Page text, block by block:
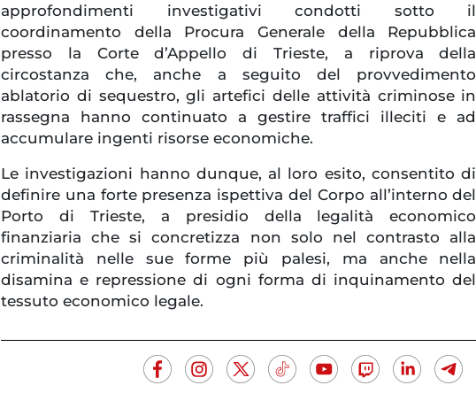
approfondimenti investigativi condotti sotto il
coordinamento della Procura Generale della Repubblica
presso la Corte d’Appello di Trieste, a riprova della
circostanza che, anche a seguito del provvedimento
ablatorio di sequestro, gli artefici delle attività criminose in
rassegna hanno continuato a gestire traffici illeciti e ad
accumulare ingenti risorse economiche.
Le investigazioni hanno dunque, al loro esito, consentito di
definire una forte presenza ispettiva del Corpo all’interno del
Porto di Trieste, a presidio della legalità economico
finanziaria che si concretizza non solo nel contrasto alla
criminalità nelle sue forme più palesi, ma anche nella
disamina e repressione di ogni forma di inquinamento del
tessuto economico legale.